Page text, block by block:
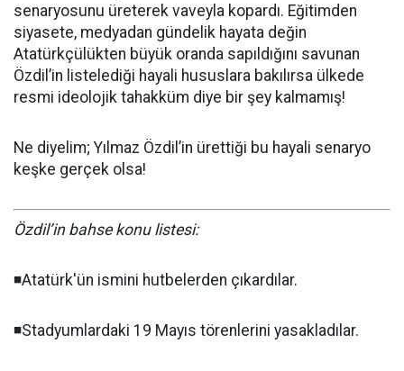
senaryosunu üreterek vaveyla kopardı. Eğitimden
siyasete, medyadan gündelik hayata değin
Atatürkçülükten büyük oranda sapıldığını savunan
Özdil’in listelediği hayali hususlara bakılırsa ülkede
resmi ideolojik tahakküm diye bir şey kalmamış!
Ne diyelim; Yılmaz Özdil’in ürettiği bu hayali senaryo
keşke gerçek olsa!
Özdil’in bahse konu listesi:
◾️Atatürk'ün ismini hutbelerden çıkardılar.
◾️Stadyumlardaki 19 Mayıs törenlerini yasakladılar.